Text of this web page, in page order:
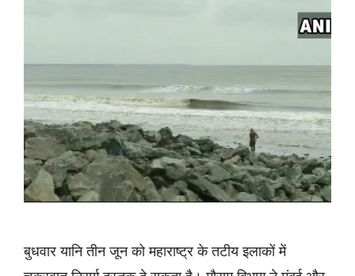
बुधवार यानि तीन जून को महाराष्ट्र के तटीय इलाकों में